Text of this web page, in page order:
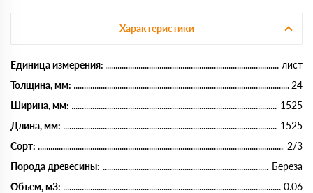
Характеристики
Единица измерения:
лист
Толщина, мм:
24
Ширина, мм:
1525
Длина, мм:
1525
Сорт:
2/3
Порода древесины:
Береза
Объем, м3:
0.06